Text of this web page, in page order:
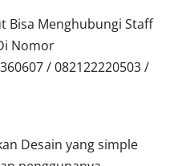
Bisa Menghubungi Staff
Nomor
/ 082122220503 /
Desain yang simple